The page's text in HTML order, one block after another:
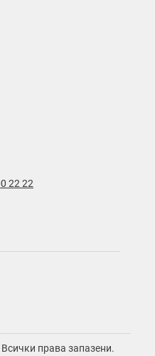
22 22
права запазени.